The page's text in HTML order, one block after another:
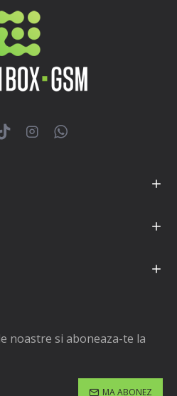
noastre si aboneaza-te la
MA ABONEZ